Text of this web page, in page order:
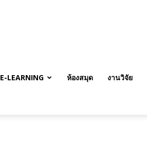
E-LEARNING ห้องสมุด งานวิจัย